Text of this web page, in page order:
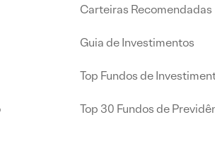
Carteiras Recomendadas
Guia de Investimentos
Top Fundos de
Top 30 Fundos de